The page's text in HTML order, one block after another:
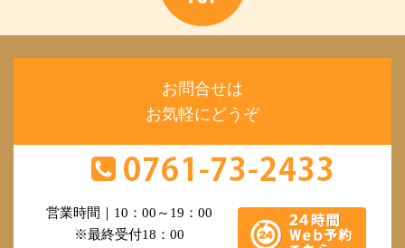
お問合せは
お気軽にどうぞ
営業時間｜10：00～19：00
※最終受付18：00